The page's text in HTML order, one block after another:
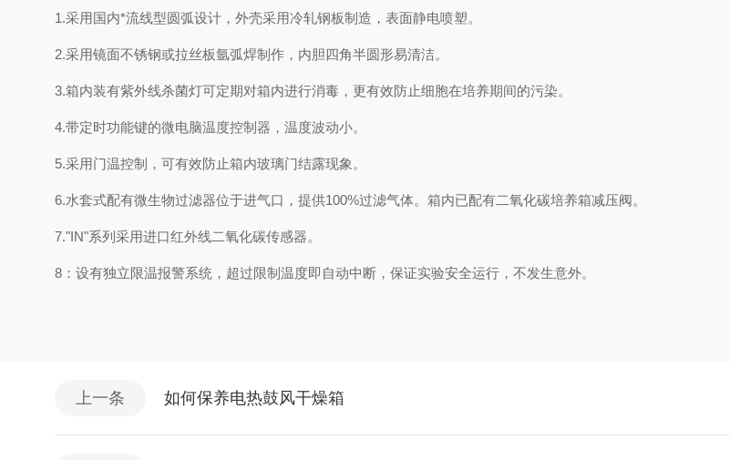
1.采用国内*流线型圆弧设计，外壳采用冷轧钢板制造，表面静电喷塑。
2.采用镜面不锈钢或拉丝板氩弧焊制作，内胆四角半圆形易清洁。
3.箱内装有紫外线杀菌灯可定期对箱内进行消毒，更有效防止细胞在培养期间的污染。
4.带定时功能键的微电脑温度控制器，温度波动小。
5.采用门温控制，可有效防止箱内玻璃门结露现象。
6.水套式配有微生物过滤器位于进气口，提供100%过滤气体。箱内已配有二氧化碳培养箱减压阀。
7."IN"系列采用进口红外线二氧化碳传感器。
8：设有独立限温报警系统，超过限制温度即自动中断，保证实验安全运行，不发生意外。
上一条 如何保养电热鼓风干燥箱